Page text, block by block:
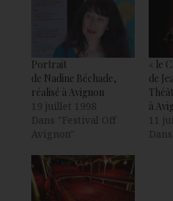
Portrait
de Nadine Béchade,
réalisé à Avignon
19 juillet 1998
Dans "Festival Off
Avignon"
« le
de
à
11